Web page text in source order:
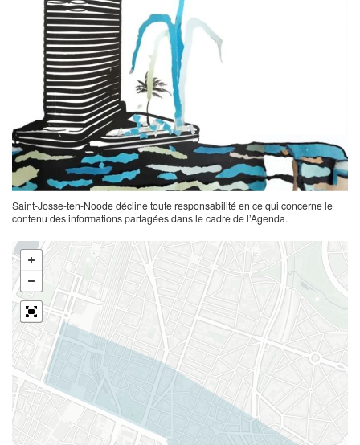
Saint-Josse-ten-Noode décline toute responsabilité en ce qui concerne le
contenu des informations partagées dans le cadre de l’Agenda.